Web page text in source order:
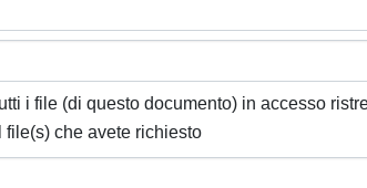
i file (di questo documento) in accesso
file(s) che avete richiesto